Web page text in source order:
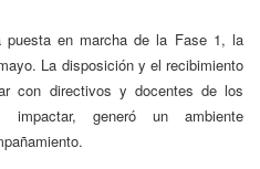
puesta en marcha de la Fase 1, la
La disposición y el recibimiento
con directivos y docentes de los
impactar, generó un ambiente